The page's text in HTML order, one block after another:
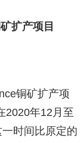
扩产项目
铜矿扩产项
2020年12月至
时间比原定的